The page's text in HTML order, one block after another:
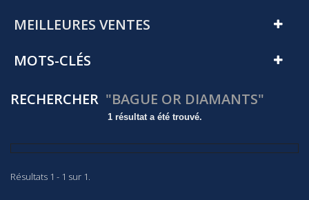
MEILLEURES VENTES
MOTS-CLÉS
RECHERCHER "BAGUE OR DIAMANTS"
1 résultat a été trouvé.
Résultats 1 - 1 sur 1.